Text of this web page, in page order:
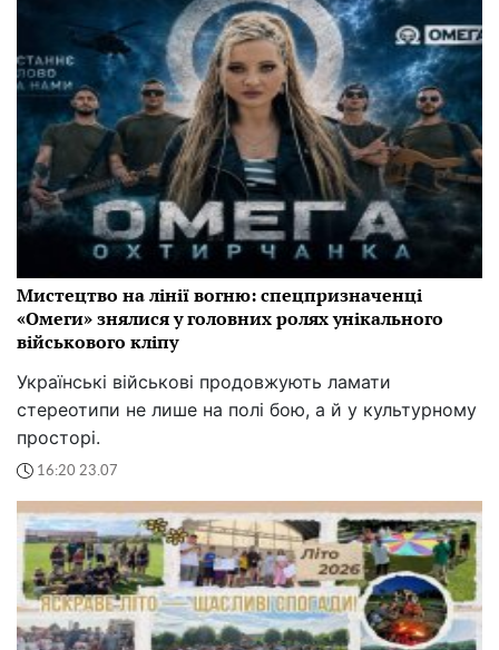
Мистецтво на лінії вогню: спецпризначенці
«Омеги» знялися у головних ролях унікального
військового кліпу
Українські військові продовжують ламати
стереотипи не лише на полі бою, а й у культурному
просторі.
16:20 23.07